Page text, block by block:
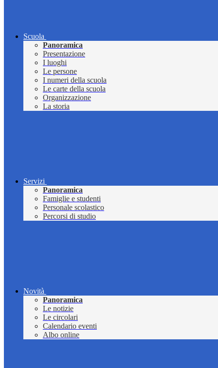
Scuola
Panoramica
Presentazione
I luoghi
Le persone
I numeri della scuola
Le carte della scuola
Organizzazione
La storia
Servizi
Panoramica
Famiglie e studenti
Personale scolastico
Percorsi di studio
Novità
Panoramica
Le notizie
Le circolari
Calendario eventi
Albo online